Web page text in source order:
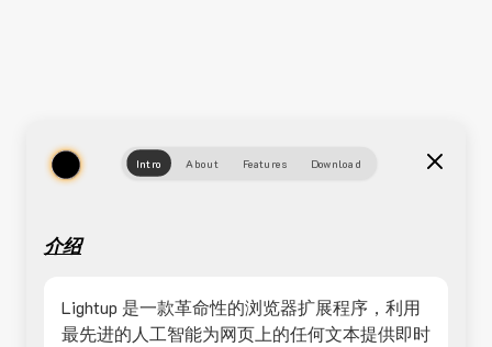
Intro About Features Download
介绍
Lightup 是一款革命性的浏览器扩展程序，利用
最先进的人工智能为网页上的任何文本提供即时